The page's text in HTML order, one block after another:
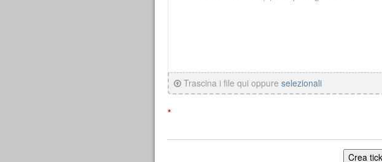
Trascina i file qui oppure selezionali
*